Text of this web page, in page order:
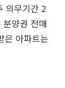
의무기간 2
양권 전매
은 아파트는